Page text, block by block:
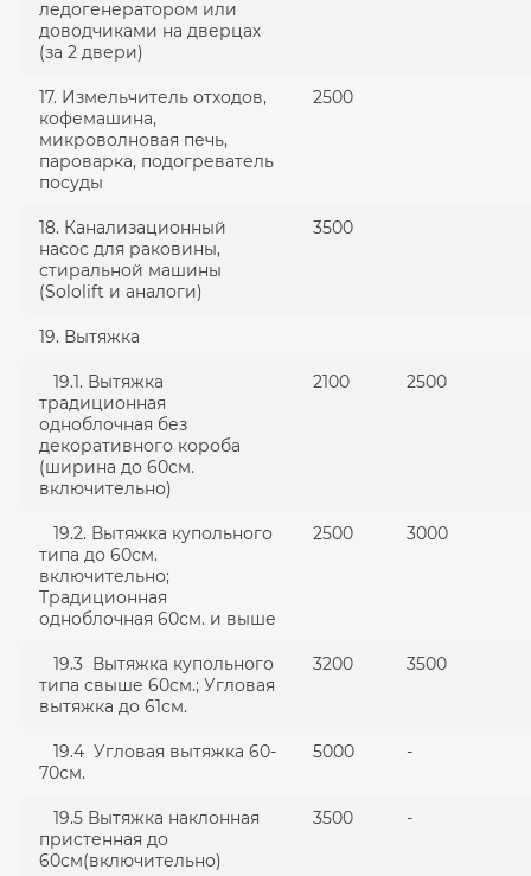
ледогенератором или
доводчиками на дверцах
(за 2 двери)
17. Измельчитель отходов,
кофемашина,
микроволновая печь,
пароварка, подогреватель
посуды
2500
18. Канализационный
насос для раковины,
стиральной машины
(Sololift и аналоги)
3500
19. Вытяжка
19.1. Вытяжка
традиционная
одноблочная без
декоративного короба
(ширина до 60см.
включительно)
2100 2500
19.2. Вытяжка купольного
типа до 60см.
включительно;
Традиционная
одноблочная 60см. и выше
2500 3000
19.3 Вытяжка купольного
типа свыше 60см.; Угловая
вытяжка до 61см.
3200 3500
19.4 Угловая вытяжка 60-
70см.
5000 -
19.5 Вытяжка наклонная
пристенная до
60см(включительно)
3500 -